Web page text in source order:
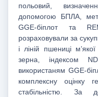
польовий,
допомогою БПЛА,
GGE-біплот та
розраховували за
і ліній пшениці
зерна, індексом
використаням GGE-
комплексну оцінку
стабільністю. За